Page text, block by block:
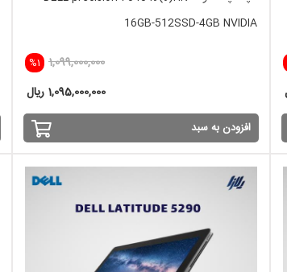
16GB-512SSD-4GB NVIDIA
%1 1,099,000,000
1,095,000,000 ریال
افزودن به سبد